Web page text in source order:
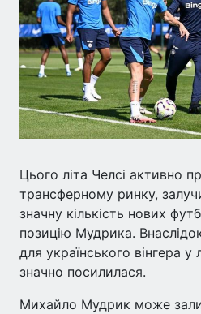
Цього літа Челсі активно
трансферному ринку,
значну кількість нових
позицію Мудрика.
для українського вінгера
значно посилилася.
Михайло Мудрик може